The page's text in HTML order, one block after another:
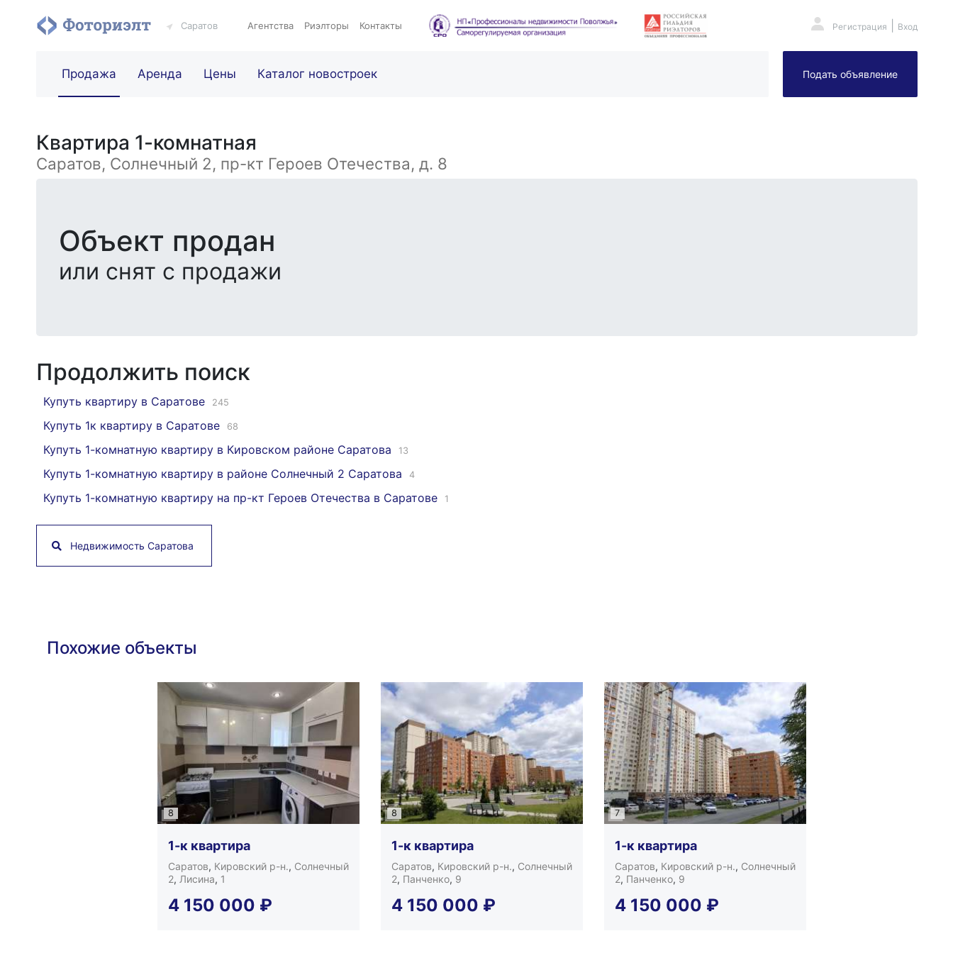
Саратов Агентства Риэлторы Контакты Регистрация Вход
Продажа Аренда Цены Каталог новостроек Подать объявление
Квартира 1-комнатная
Саратов, Солнечный 2, пр-кт Героев Отечества, д. 8
Объект продан
или снят с продажи
Продолжить поиск
Купуть квартиру в Саратове 245
Купуть 1к квартиру в Саратове 68
Купуть 1-комнатную квартиру в Кировском районе Саратова 13
Купуть 1-комнатную квартиру в районе Солнечный 2 Саратова 4
Купуть 1-комнатную квартиру на пр-кт Героев Отечества в Саратове 1
Недвижимость Саратова
Похожие объекты
8
1-к квартира
Саратов, Кировский р-н., Солнечный
2, Лисина, 1
4 150 000 ₽
8
1-к квартира
Саратов, Кировский р-н., Солнечный
2, Панченко, 9
4 150 000 ₽
7
1-к квартира
Саратов, Кировский р-н., Солнечный
2, Панченко, 9
4 150 000 ₽